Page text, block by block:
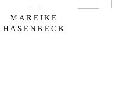
MAREIKE
HASENBECK